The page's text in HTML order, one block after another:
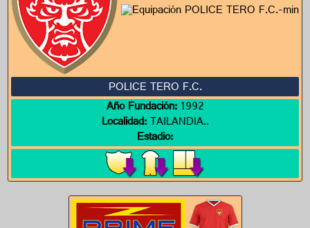
POLICE TERO F.C.
Año Fundación:1992
Localidad:TAILANDIA..
Estadio: